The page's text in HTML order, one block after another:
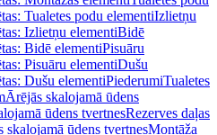
Tualetes podu elementiIzlietņu
Izlietņu elementiBidē
Bidē elementiPisuāru
Pisuāru elementiDušu
Dušu elementiPiederumiTualetes
Ārējās skalojamā ūdens
ūdens tvertnesRezerves daļas
skalojamā ūdens tvertnesMontāža